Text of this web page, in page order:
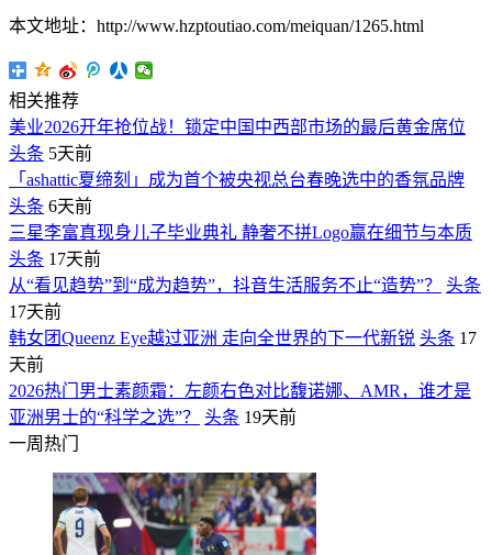
本文地址：http://www.hzptoutiao.com/meiquan/1265.html
相关推荐
美业2026开年抢位战！锁定中国中西部市场的最后黄金席位
头条 5天前
「ashattic夏缔刻」成为首个被央视总台春晚选中的香氛品牌
头条 6天前
三星李富真现身儿子毕业典礼 静奢不拼Logo赢在细节与本质
头条 17天前
从“看见趋势”到“成为趋势”，抖音生活服务不止“造势”？
头条
17天前
韩女团Queenz Eye越过亚洲 走向全世界的下一代新锐 头条 17
天前
2026热门男士素颜霜：左颜右色对比馥诺娜、AMR，谁才是
亚洲男士的“科学之选”？
头条 19天前
一周热门